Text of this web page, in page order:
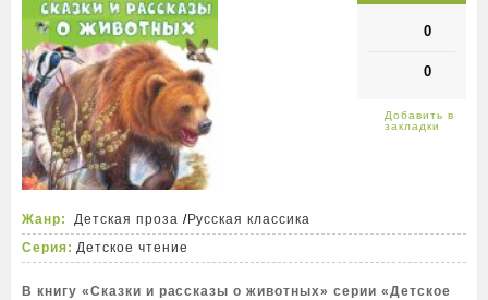
0
0
Жанр: Детская проза /Русская классика
Серия: Детское чтение
В книгу «Сказки и рассказы о животных» серии «Детское